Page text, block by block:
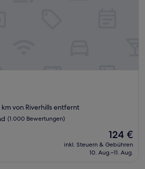
von Riverhills entfernt
(1.000 Bewertungen)
Der
Preis
beträgt
124 €
inkl. Steuern & Gebühren
10. Aug.–11. Aug.